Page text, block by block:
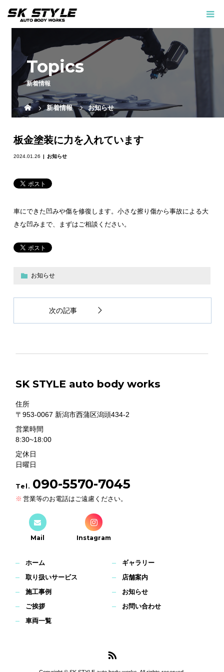
Topics
新着情報
新着情報 お知らせ
板金塗装に力を入れています
2024.01.26 お知らせ
車にできた凹みや傷を修復します。小さな擦り傷から事故による大
きな凹みまで、まずはご相談ください。
お知らせ
次の記事
SK STYLE auto body works
住所
〒953-0067 新潟市西蒲区潟頭434-2
営業時間
8:30~18:00
定休日
日曜日
Tel. 090-5570-7045
営業等のお電話はご遠慮ください。
Mail Instagram
ホーム
取り扱いサービス
施工事例
ご挨拶
車両一覧
ギャラリー
店舗案内
お知らせ
お問い合わせ